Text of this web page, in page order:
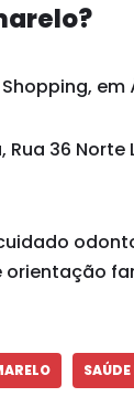
em
36 Norte
orientação